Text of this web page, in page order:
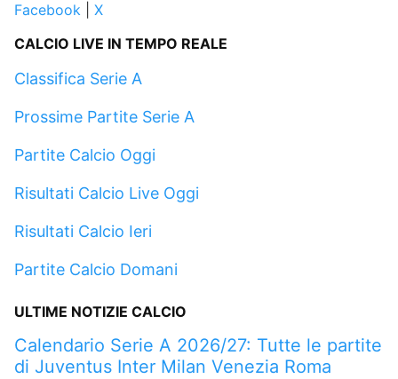
Facebook
X
CALCIO LIVE IN TEMPO REALE
Classifica Serie A
Prossime Partite Serie A
Partite Calcio Oggi
Risultati Calcio Live Oggi
Risultati Calcio Ieri
Partite Calcio Domani
ULTIME NOTIZIE CALCIO
Calendario Serie A 2026/27: Tutte le partite
di Juventus Inter Milan Venezia Roma